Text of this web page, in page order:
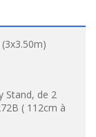
Stand, de 2
( 112cm à